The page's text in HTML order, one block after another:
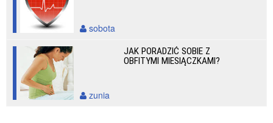
sobota
JAK PORADZIĆ SOBIE Z
OBFITYMI MIESIĄCZKAMI?
zunia